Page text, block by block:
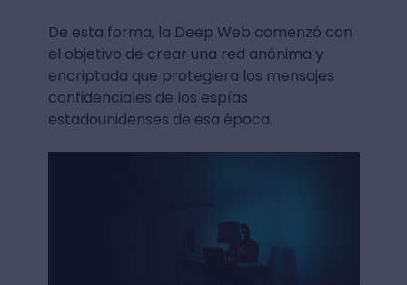
De esta forma, la Deep Web comenzó con
el objetivo de crear una red anónima y
encriptada que protegiera los mensajes
confidenciales de los espías
estadounidenses de esa época.